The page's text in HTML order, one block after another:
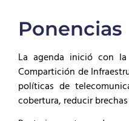
Ponencias
La agenda inició con la
Compartición de
políticas de
cobertura, reducir